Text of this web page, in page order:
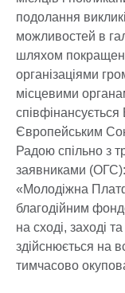
подолання
можливостей в
шляхом
організаціями
місцевими
Європейським
Радою спільно з
заявниками
«Молодіжна
благодійним
на сході, заході
здійснюється на
тимчасово